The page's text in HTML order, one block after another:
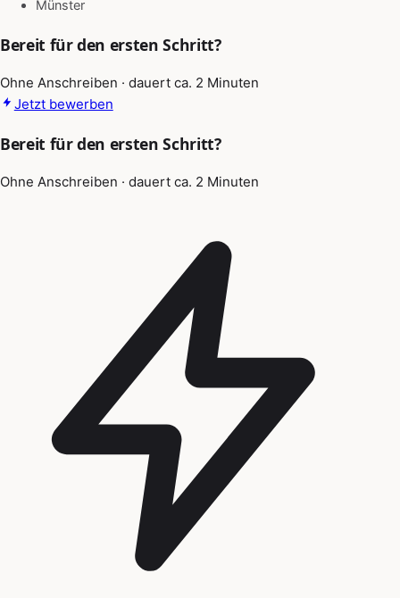
Münster
Bereit für den ersten Schritt?
Ohne Anschreiben · dauert ca. 2 Minuten
Jetzt bewerben
Bereit für den ersten Schritt?
Ohne Anschreiben · dauert ca. 2 Minuten